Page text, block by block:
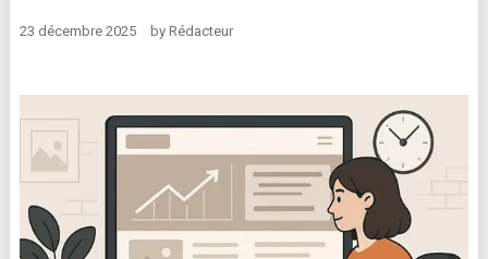
23 décembre 2025 by Rédacteur